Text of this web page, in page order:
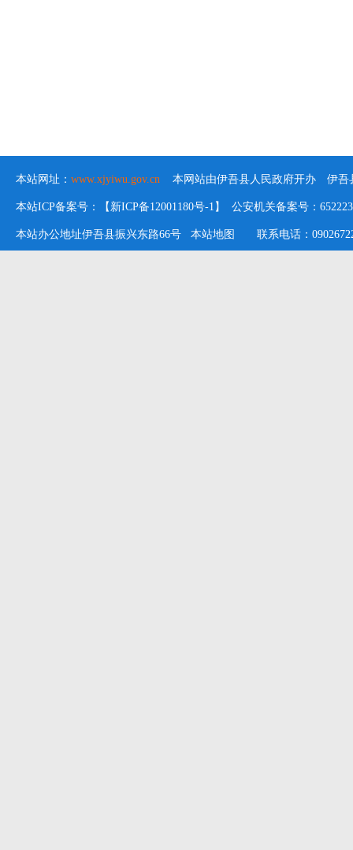
本站网址： www.xjyiwu.gov.cn 本网站由伊吾县人民政府开办 伊吾
本站ICP备案号：【新ICP备12001180号-1】 公安机关备案号：
本站办公地址伊吾县振兴东路66号 本站地图 联系电话：